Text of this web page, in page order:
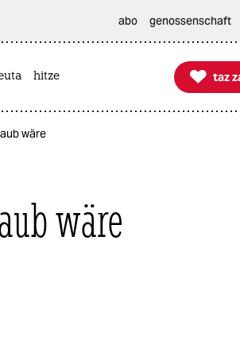
abo genossenschaft
hitze 
taz zahl
taz
wäre
wäre